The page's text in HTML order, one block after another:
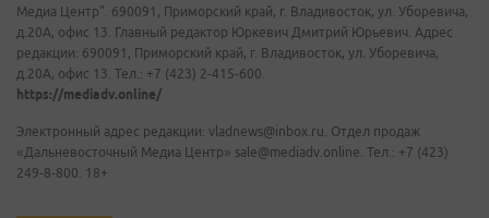
Медиа Центр". 690091, Приморский край, г. Владивосток, ул. Уборевича,
д.20А, офис 13. Главный редактор Юркевич Дмитрий Юрьевич. Адрес
редакции: 690091, Приморский край, г. Владивосток, ул. Уборевича,
д.20А, офис 13. Тел.: +7 (423) 2-415-600.
https://mediadv.online/
Электронный адрес редакции: vladnews@inbox.ru. Отдел продаж
«Дальневосточный Медиа Центр» sale@mediadv.online. Тел.: +7 (423)
249-8-800. 18+